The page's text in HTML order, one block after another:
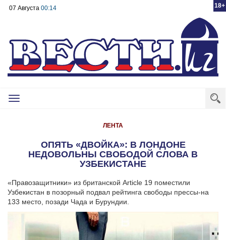
18+
07 Августа 00:14
Toggle
ЛЕНТА
ОПЯТЬ «ДВОЙКА»: В ЛОНДОНЕ
НЕДОВОЛЬНЫ СВОБОДОЙ СЛОВА В
УЗБЕКИСТАНЕ
«Правозащитники» из британской Article 19 поместили
Узбекистан в позорный подвал рейтинга свободы прессы-на
133 место, позади Чада и Бурундии.